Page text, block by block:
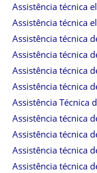
Assistência técnica
Assistência técnica
Assistência técnica
Assistência técnica
Assistência técnica
Assistência técnica
Assistência Técnica
Assistência técnica
Assistência técnica
Assistência técnica
Assistência técnica